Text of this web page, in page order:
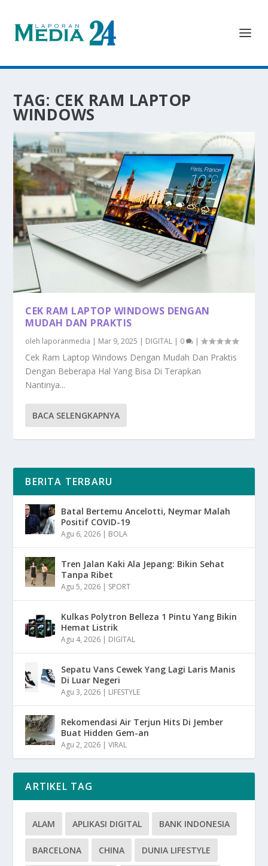
TAG: CEK RAM LAPTOP
WINDOWS
CEK RAM LAPTOP WINDOWS DENGAN
MUDAH DAN PRAKTIS
oleh laporanmedia | Mar 9, 2025 | DIGITAL | 0 |
Cek Ram Laptop Windows Dengan Mudah Dan Praktis
Dengan Beberapa Hal Yang Bisa Di Terapkan
Nantinya...
BACA SELENGKAPNYA
BERITA TERBARU
Batal Bertemu Ancelotti, Neymar Malah
Positif COVID-19
Agu 6, 2026 | BOLA
Tren Jalan Kaki Ala Jepang: Bikin Sehat
Tanpa Ribet
Agu 5, 2026 | SPORT
Kulkas Polytron Belleza 1 Pintu Yang Bikin
Hemat Listrik
Agu 4, 2026 | DIGITAL
Sepatu Vans Cewek Yang Lagi Laris Manis
Di Luar Negeri
Agu 3, 2026 | LIFESTYLE
Rekomendasi Air Terjun Hits Di Jember
Buat Hidden Gem-an
Agu 2, 2026 |VIRAL
ARTIKEL TAG
ALAM APLIKASI DIGITAL BANK INDONESIA
BARCELONA CHINA DUNIA LIFESTYLE